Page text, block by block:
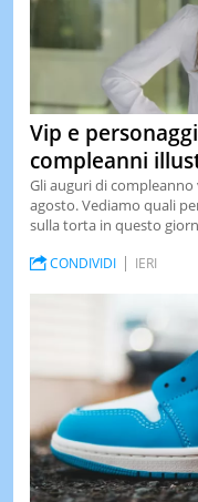
Vip e
compleanni
Gli auguri di
agosto. Vediamo quali
sulla torta in questo
CONDIVIDI IERI